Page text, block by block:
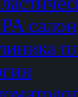
салон